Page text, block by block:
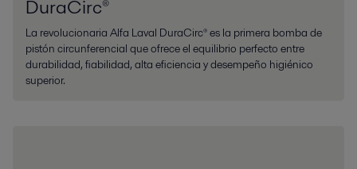
DuraCirc®
La revolucionaria Alfa Laval DuraCirc® es la primera bomba de
pistón circunferencial que ofrece el equilibrio perfecto entre
durabilidad, fiabilidad, alta eficiencia y desempeño higiénico
superior.